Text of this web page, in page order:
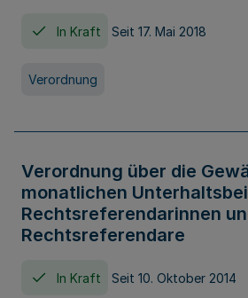
In Kraft Seit 17. Mai 2018
Verordnung
Verordnung über die
monatlichen
Rechtsreferendarinnen
Rechtsreferendare
In Kraft Seit 10. Oktober 2014